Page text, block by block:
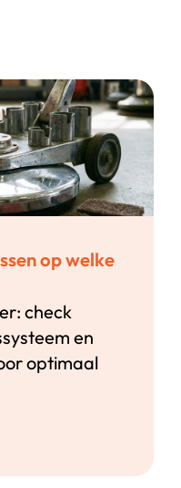
op welke
check
en
optimaal